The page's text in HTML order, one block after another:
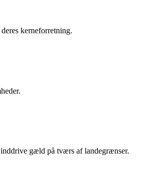
kerneforretning.
gæld på tværs af landegrænser.